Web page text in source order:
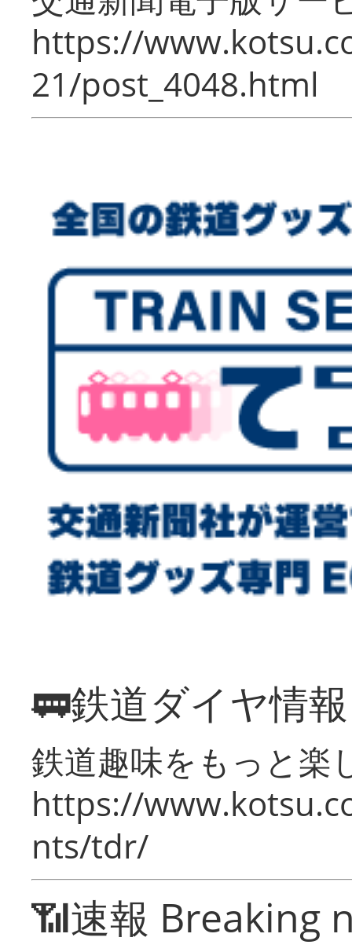
https://
21/post_4048.html
🚃鉄道ダイヤ情
鉄道趣味をもっと楽
https://
nts/tdr/
📶速報 Breaking